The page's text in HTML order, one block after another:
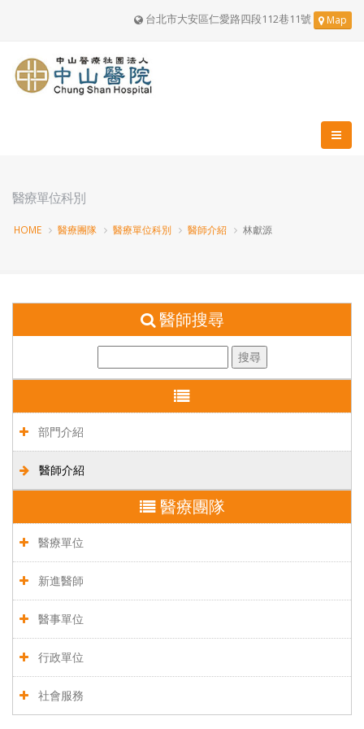
台北市大安區仁愛路四段112巷11號 Map
醫療單位科別
HOME 醫療團隊 醫療單位科別 醫師介紹 林獻源
醫師搜尋
部門介紹
醫師介紹
醫療團隊
醫療單位
新進醫師
醫事單位
行政單位
社會服務